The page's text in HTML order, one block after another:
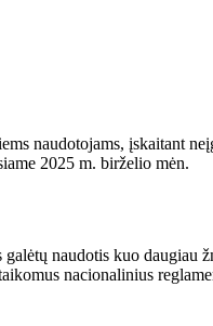
naudotojams, įskaitant
2025 m. birželio mėn.
naudotis kuo
nacionalinius